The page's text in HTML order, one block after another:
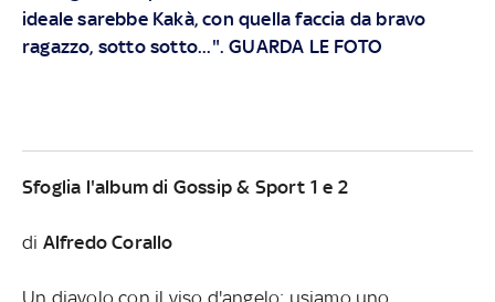
ideale sarebbe Kakà, con quella faccia da bravo
ragazzo, sotto sotto...". GUARDA LE FOTO
Sfoglia l'album di Gossip & Sport 1 e 2
di Alfredo Corallo
Un diavolo con il viso d'angelo: usiamo uno